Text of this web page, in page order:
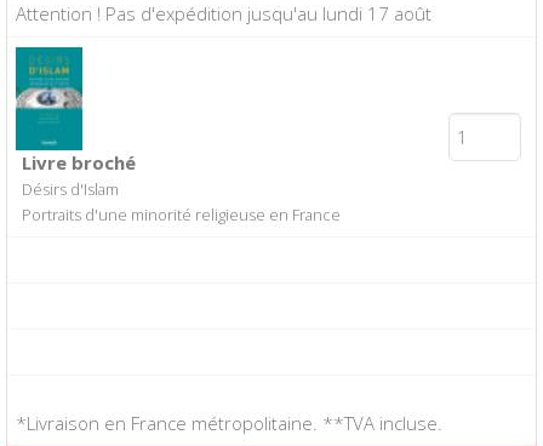
Attention ! Pas d'expédition jusqu'au lundi 17 août
Livre broché
Désirs d'Islam
Portraits d'une minorité religieuse en France
*Livraison en France métropolitaine. **TVA incluse.